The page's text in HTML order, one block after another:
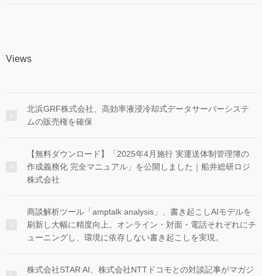
Views
北浜GRF株式会社、高効率液浸冷却式データサーバーシステ
ムの販売権を確保
【無料ダウンロード】「2025年4月施行 実運送体制管理簿の
作成義務化 完全マニュアル」を公開しました｜船井総研ロジ
株式会社
商談解析ツール「amptalk analysis」、書き起こしAIモデルを
刷新し大幅に精度向上。オンライン・対面・電話それぞれにチ
ューニングし、環境に依存しない書き起こしを実現。
株式会社STAR AI、株式会社NTTドコモとの対談記事がマガジ